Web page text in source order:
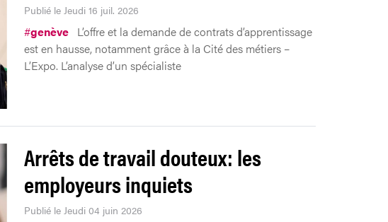
Publié le Jeudi 16 juil. 2026
#genève L’offre et la demande de contrats d’apprentissage
est en hausse, notamment grâce à la Cité des métiers –
L’Expo. L’analyse d’un spécialiste
Arrêts de travail douteux: les
employeurs inquiets
Publié le Jeudi 04 juin 2026